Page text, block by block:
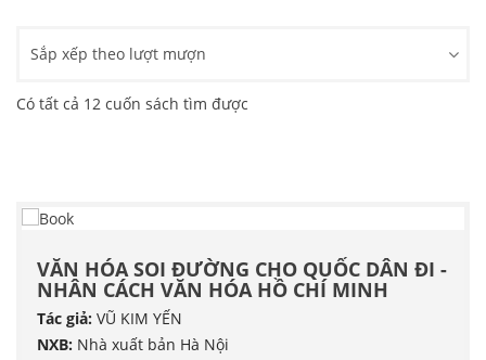
Sắp xếp theo lượt mượn
Có tất cả 12 cuốn sách tìm được
VĂN HÓA SOI ĐƯỜNG CHO QUỐC DÂN ĐI -
NHÂN CÁCH VĂN HÓA HỒ CHÍ MINH
Tác giả: VŨ KIM YẾN
NXB: Nhà xuất bản Hà Nội